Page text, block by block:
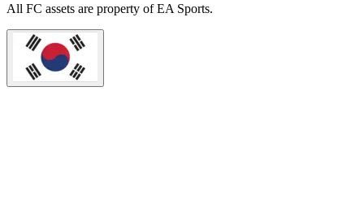
All FC assets are property of EA Sports.